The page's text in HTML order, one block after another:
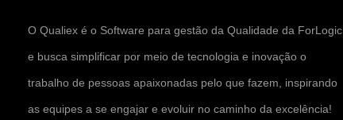
O Qualiex é o Software para gestão da Qualidade da ForLogic
e busca simplificar por meio de tecnologia e inovação o
trabalho de pessoas apaixonadas pelo que fazem, inspirando
as equipes a se engajar e evoluir no caminho da excelência!